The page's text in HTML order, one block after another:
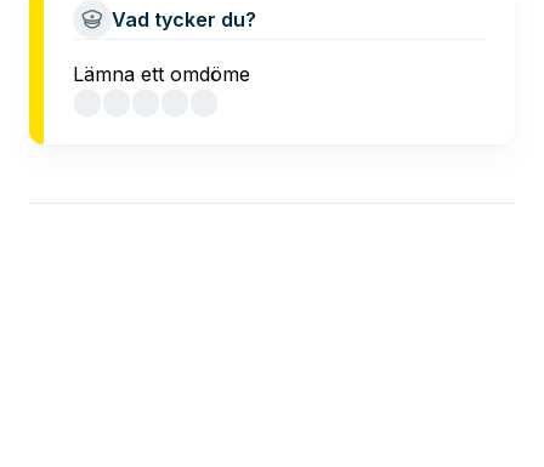
Vad tycker du?
Lämna ett omdöme